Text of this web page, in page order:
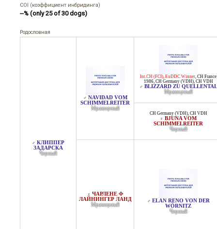
COI (коэффициент инбридинга)
--% (only 25 of 30 dogs)
Родословная
♂ КЛИППЕР
ЗАДАРСКА
Черный
♂ NAVIDAD VOM
SCHIMMELREITER
Мраморный
Int.CH (FCI), EuDDC Winner, CH France
1986, CH Germany (VDH), CH VDH
♂ BLIZZARD ZU QUELLENTAL
Мраморный
CH Germany (VDH), CH VDH
♀ BJUNA VOM
SCHIMMELREITER
Черный
♀ ЧАРЛЕНЕ Ф
ЛАЙНИНГЕР ЛАНД
Мраморный
♂ ELAN RENO VON DER
WÖRNITZ
Черный